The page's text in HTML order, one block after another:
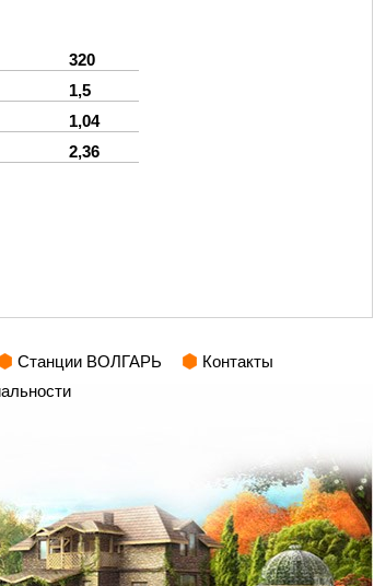
320
1,5
1,04
2,36
Станции ВОЛГАРЬ
Контакты